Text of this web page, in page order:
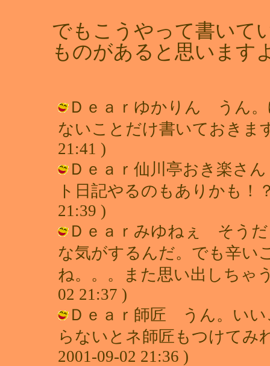
でもこうやって書いて
ものがあると思います
Ｄｅａｒゆかりん うん。
ないことだけ書いておきま
21:41 )
Ｄｅａｒ仙川亭おき楽さ
ト日記やるのもありかも！
21:39 )
Ｄｅａｒみゆねぇ そうだ
な気がするんだ。でも辛い
ね。。。また思い出しちゃ
02 21:37 )
Ｄｅａｒ師匠 うん。いい
らないとネ師匠もつけてみ
2001-09-02 21:36 )